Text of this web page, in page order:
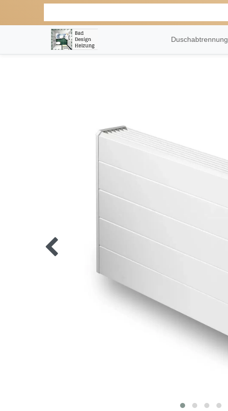
Duschabtrennung